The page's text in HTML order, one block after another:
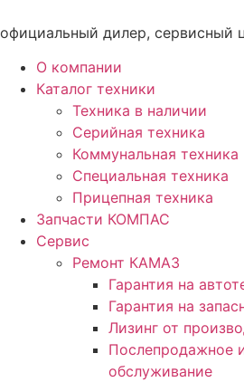
к
официальный дилер, сервисный
О компании
Каталог техники
Техника в наличии
Серийная техника
Коммунальная техника
Специальная техника
Прицепная техника
Запчасти КОМПАС
Сервис
Ремонт КАМАЗ
Гарантия на
Гарантия на
Лизинг от
Послепродажное
обслуживание